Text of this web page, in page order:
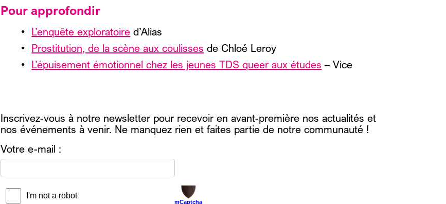
Pour approfondir
L’enquête exploratoire d’Alias
Prostitution, de la scène aux coulisses de Chloé Leroy
L’épuisement émotionnel chez les jeunes TDS queer aux études – Vice
Inscrivez-vous à notre newsletter pour recevoir en avant-première nos actualités et
nos événements à venir. Ne manquez rien et faites partie de notre communauté !
Votre e-mail :